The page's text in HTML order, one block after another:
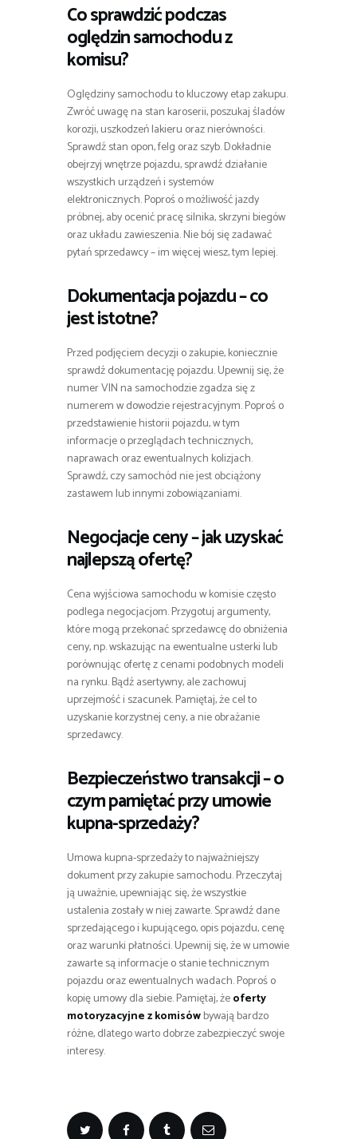
Co sprawdzić podczas
oględzin samochodu z
komisu?
Oględziny samochodu to kluczowy etap zakupu.
Zwróć uwagę na stan karoserii, poszukaj śladów
korozji, uszkodzeń lakieru oraz nierówności.
Sprawdź stan opon, felg oraz szyb. Dokładnie
obejrzyj wnętrze pojazdu, sprawdź działanie
wszystkich urządzeń i systemów
elektronicznych. Poproś o możliwość jazdy
próbnej, aby ocenić pracę silnika, skrzyni biegów
oraz układu zawieszenia. Nie bój się zadawać
pytań sprzedawcy – im więcej wiesz, tym lepiej.
Dokumentacja pojazdu – co
jest istotne?
Przed podjęciem decyzji o zakupie, koniecznie
sprawdź dokumentację pojazdu. Upewnij się, że
numer VIN na samochodzie zgadza się z
numerem w dowodzie rejestracyjnym. Poproś o
przedstawienie historii pojazdu, w tym
informacje o przeglądach technicznych,
naprawach oraz ewentualnych kolizjach.
Sprawdź, czy samochód nie jest obciążony
zastawem lub innymi zobowiązaniami.
Negocjacje ceny – jak uzyskać
najlepszą ofertę?
Cena wyjściowa samochodu w komisie często
podlega negocjacjom. Przygotuj argumenty,
które mogą przekonać sprzedawcę do obniżenia
ceny, np. wskazując na ewentualne usterki lub
porównując ofertę z cenami podobnych modeli
na rynku. Bądź asertywny, ale zachowuj
uprzejmość i szacunek. Pamiętaj, że cel to
uzyskanie korzystnej ceny, a nie obrażanie
sprzedawcy.
Bezpieczeństwo transakcji – o
czym pamiętać przy umowie
kupna-sprzedaży?
Umowa kupna-sprzedaży to najważniejszy
dokument przy zakupie samochodu. Przeczytaj
ją uważnie, upewniając się, że wszystkie
ustalenia zostały w niej zawarte. Sprawdź dane
sprzedającego i kupującego, opis pojazdu, cenę
oraz warunki płatności. Upewnij się, że w umowie
zawarte są informacje o stanie technicznym
pojazdu oraz ewentualnych wadach. Poproś o
kopię umowy dla siebie. Pamiętaj, żeoferty
motoryzacyjne z komisówbywają bardzo
różne, dlatego warto dobrze zabezpieczyć swoje
interesy.